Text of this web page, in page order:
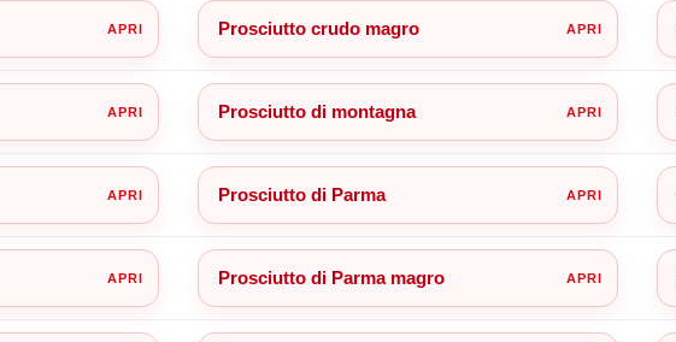
Prosciutto crudo magro
Prosciutto di montagna
Prosciutto di Parma
Prosciutto di Parma magro